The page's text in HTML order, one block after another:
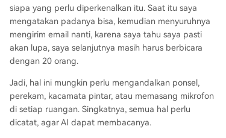
siapa yang perlu diperkenalkan itu. Saat itu saya
mengatakan padanya bisa, kemudian menyuruhnya
mengirim email nanti, karena saya tahu saya pasti
akan lupa, saya selanjutnya masih harus berbicara
dengan 20 orang.
Jadi, hal ini mungkin perlu mengandalkan ponsel,
perekam, kacamata pintar, atau memasang mikrofon
di setiap ruangan. Singkatnya, semua hal perlu
dicatat, agar AI dapat membacanya.